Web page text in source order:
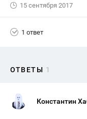
15 сентября 2017
1 ответ
ОТВЕТЫ 1
Константин